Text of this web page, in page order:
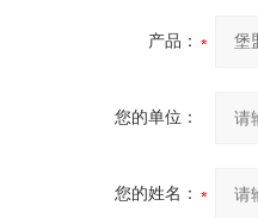
产品：
您的单位：
您的姓名：